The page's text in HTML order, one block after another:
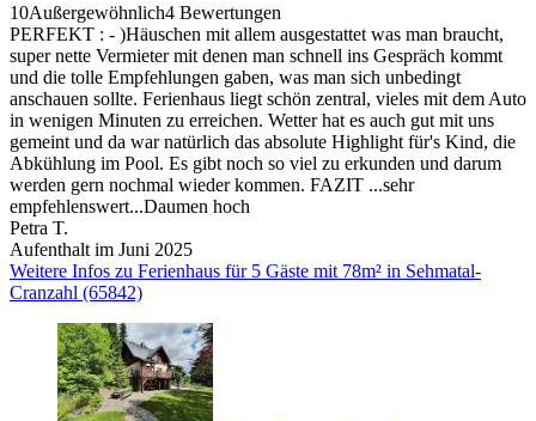
10Außergewöhnlich4 Bewertungen
PERFEKT : - )Häuschen mit allem ausgestattet was man braucht,
super nette Vermieter mit denen man schnell ins Gespräch kommt
und die tolle Empfehlungen gaben, was man sich unbedingt
anschauen sollte. Ferienhaus liegt schön zentral, vieles mit dem Auto
in wenigen Minuten zu erreichen. Wetter hat es auch gut mit uns
gemeint und da war natürlich das absolute Highlight für's Kind, die
Abkühlung im Pool. Es gibt noch so viel zu erkunden und darum
werden gern nochmal wieder kommen. FAZIT ...sehr
empfehlenswert...Daumen hoch
Petra T.
Aufenthalt im Juni 2025
Weitere Infos zu Ferienhaus für 5 Gäste mit 78m² in Sehmatal-
Cranzahl (65842)